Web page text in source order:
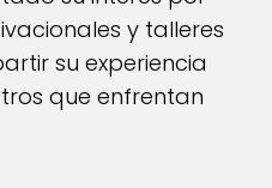
y talleres
su experiencia
que enfrentan